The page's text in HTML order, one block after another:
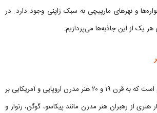
و نهرهای مارپیچی به سبک ژاپنی وجود دارد. در
یک از این جاذبه‌ها می‌پردازیم:
این موزه دارای ۳۰۰۰ آیتم است که به قرن ۱۹ و ۲۰ هنر مدرن اروپایی و آمریکایی بر
هنری از رهبران هنر مدرن مانند پیکاسو، گوگن، رنوار و